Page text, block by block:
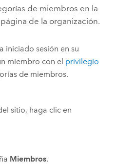
de miembros en la
de la organización.
iniciado sesión en su
miembro con el privilegio
de miembros.
sitio, haga clic en
Miembros.